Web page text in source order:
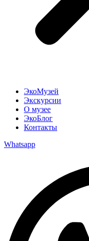
ЭкоМузей
Экскурсии
О музее
ЭкоБлог
Контакты
Whatsapp